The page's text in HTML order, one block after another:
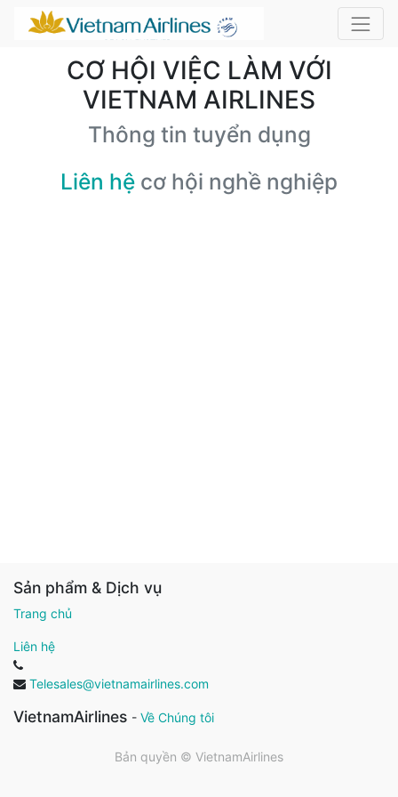
CƠ HỘI VIỆC LÀM VỚI
VIETNAM AIRLINES
Thông tin tuyển dụng
Liên hệ cơ hội nghề nghiệp
Sản phẩm & Dịch vụ
Trang chủ
Liên hệ
Telesales@vietnamairlines.com
VietnamAirlines - Về Chúng tôi
Bản quyền © VietnamAirlines